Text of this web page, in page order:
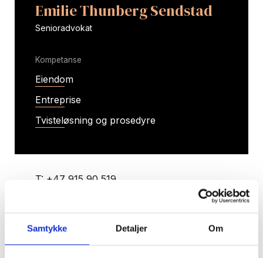
Samtykke Detaljer Om
Emilie Thunberg Sendstad
Senioradvokat
Kompetanse
Eiendom
Entreprise
Tvisteløsning og prosedyre
T: +47 915 90 519
Emilie Thunberg Sendstad